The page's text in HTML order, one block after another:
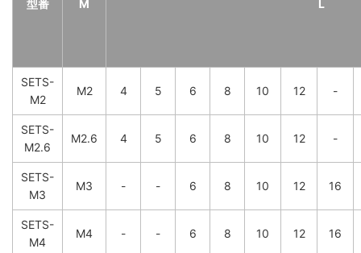
型番 M L
SETS-
M2
M2 4 5 6 8 10 12 -
SETS-
M2.6
M2.6 4 5 6 8 10 12 -
SETS-
M3
M3 - - 6 8 10 12 16
SETS-
M4
M4 - - 6 8 10 12 16